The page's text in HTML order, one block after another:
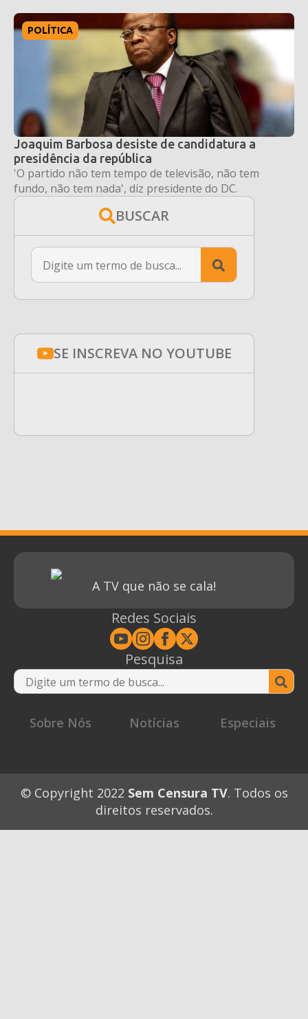
POLÍTICA
Joaquim Barbosa desiste de candidatura a
presidência da república
'O partido não tem tempo de televisão, não tem
fundo, não tem nada', diz presidente do DC.
BUSCAR
Search
for:
SE INSCREVA NO YOUTUBE
A TV que não se cala!
Redes Sociais
Pesquisa
Sobre Nós
Notícias Especiais
© Copyright 2022 Sem Censura TV. Todos os
direitos reservados.